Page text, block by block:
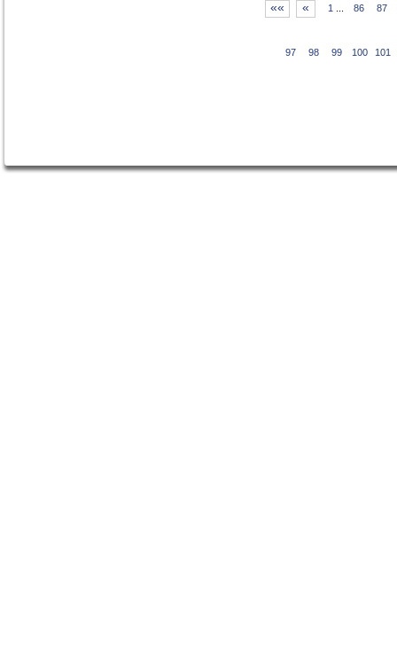
«« « 1 86 87
97 98 99 100 101